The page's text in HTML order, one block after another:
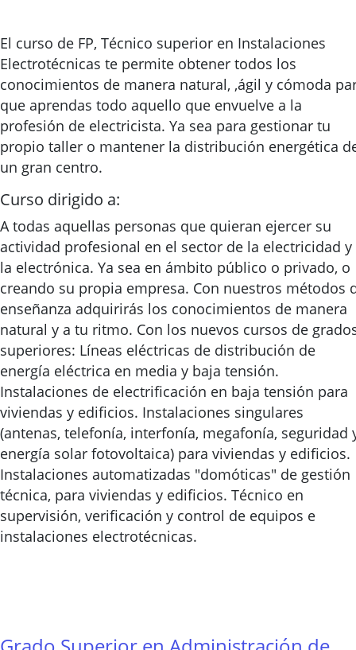
El curso de FP, Técnico superior en Instalaciones
Electrotécnicas te permite obtener todos los
conocimientos de manera natural, ,ágil y cómoda
que aprendas todo aquello que envuelve a la
profesión de electricista. Ya sea para gestionar tu
propio taller o mantener la distribución energética
un gran centro.
Curso dirigido a:
A todas aquellas personas que quieran ejercer su
actividad profesional en el sector de la electricidad y
la electrónica. Ya sea en ámbito público o privado, o
creando su propia empresa. Con nuestros métodos
enseñanza adquirirás los conocimientos de manera
natural y a tu ritmo. Con los nuevos cursos de
superiores: Líneas eléctricas de distribución de
energía eléctrica en media y baja tensión.
Instalaciones de electrificación en baja tensión para
viviendas y edificios. Instalaciones singulares
(antenas, telefonía, interfonía, megafonía, seguridad
energía solar fotovoltaica) para viviendas y edificios.
Instalaciones automatizadas "domóticas" de gestión
técnica, para viviendas y edificios. Técnico en
supervisión, verificación y control de equipos e
instalaciones electrotécnicas.